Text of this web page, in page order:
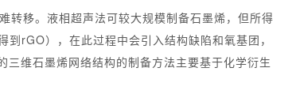
转移。液相超声法可较大规模制备石墨烯，但所得
rGO），在此过程中会引入结构缺陷和氧基团，
维石墨烯网络结构的制备方法主要基于化学衍生